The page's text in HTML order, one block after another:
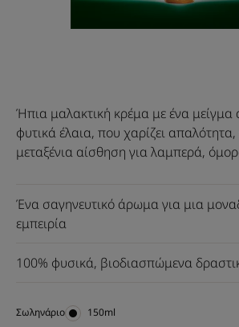
Ήπια μαλακτική κρέμα με ένα μείγμα
φυτικά έλαια, που χαρίζει
μεταξένια αίσθηση για λαμπερά,
Ένα σαγηνευτικό άρωμα για μια
εμπειρία
100% φυσικά, βιοδιασπώμενα
Σωληνάριο Σωληνάριο
150ml